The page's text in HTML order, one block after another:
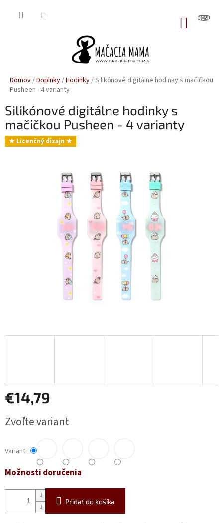
Domov/Doplnky/Hodinky/Silikónové digitálne hodinky s mačičkou
Pusheen - 4 varianty
Silikónové digitálne hodinky s
mačičkou Pusheen - 4 varianty
★ Licenčný dizajn ★
€14,79
cena:
Zvoľte variant
Variant
Možnosti doručenia
Pridať do košíka